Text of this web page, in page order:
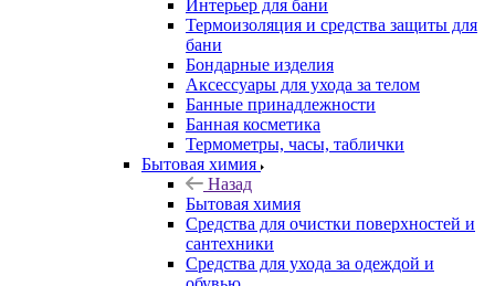
Интерьер для бани
Термоизоляция и средства защиты для
бани
Бондарные изделия
Аксеcсуары для ухода за телом
Банные принадлежности
Банная косметика
Термометры, часы, таблички
Бытовая химия
Назад
Бытовая химия
Средства для очистки поверхностей и
сантехники
Средства для ухода за одеждой и